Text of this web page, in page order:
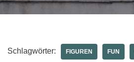
Schlagwörter: FIGUREN FUN